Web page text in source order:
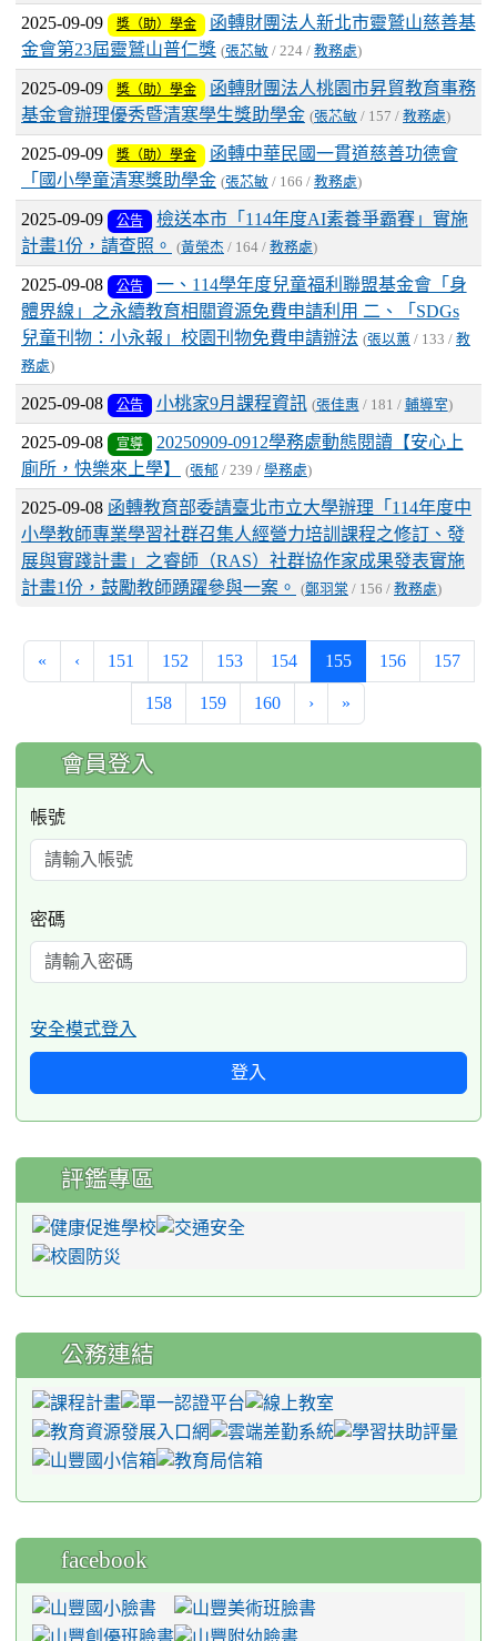
2025-09-09 獎（助）學金
函轉財團法人新北市靈鷲山慈善基
金會第23屆靈鷲山普仁獎 (張芯敏 / 224 / 教務處)
2025-09-09 獎（助）學金
函轉財團法人桃園市昇貿教育事務
基金會辦理優秀暨清寒學生獎助學金 (張芯敏 / 157 / 教務處)
2025-09-09 獎（助）學金
函轉中華民國一貫道慈善功德會
「國小學童清寒獎助學金 (張芯敏 / 166 / 教務處)
2025-09-09 公告
檢送本市「114年度AI素養爭霸賽」實施
計畫1份，請查照。
(黃榮杰 / 164 / 教務處)
2025-09-08 公告
一、114學年度兒童福利聯盟基金會「身
體界線」之永續教育相關資源免費申請利用 二、「SDGs
兒童刊物：小永報」校園刊物免費申請辦法 (張以蕙 / 133 / 教
務處)
2025-09-08 公告 小桃家9月課程資訊 (張佳惠 / 181 / 輔導室)
2025-09-08 宣導
20250909-0912學務處動態閱讀【安心上
廁所，快樂來上學】
(張郁 / 239 / 學務處)
2025-09-08 函轉教育部委請臺北市立大學辦理「114年度中
小學教師專業學習社群召集人經營力培訓課程之修訂、發
展與實踐計畫」之睿師（RAS）社群協作家成果發表實施
計畫1份，鼓勵教師踴躍參與一案。
(鄭羽棠 / 156 / 教務處)
« ‹ 151 152 153 154 155(current)
156 157
158 159 160 › »
:::
會員登入
帳號
密碼
安全模式登入
登入
評鑑專區
公務連結
facebook